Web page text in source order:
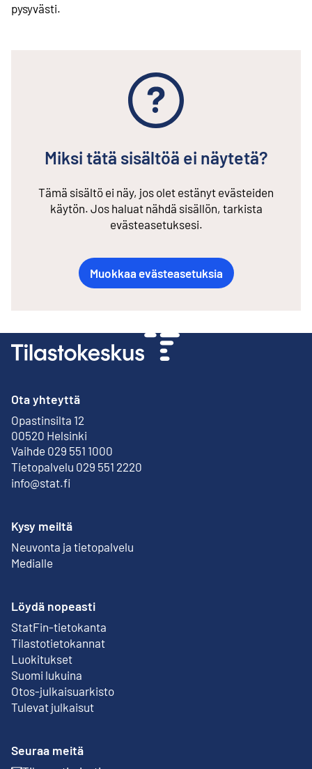
pysyvästi.
Miksi tätä sisältöä ei näytetä?
Tämä sisältö ei näy, jos olet estänyt evästeiden
käytön. Jos haluat nähdä sisällön, tarkista
evästeasetuksesi.
Muokkaa evästeasetuksia
Ota yhteyttä
Opastinsilta 12
00520 Helsinki
Ulkoinen linkki
Vaihde 029 551 1000
Tietopalvelu 029 551 2220
info@stat.fi
Kysy meiltä
Neuvonta ja tietopalvelu
Medialle
Löydä nopeasti
StatFin-tietokanta
Ulkoinen linkki
Tilastotietokannat
Luokitukset
Suomi lukuina
Otos-julkaisuarkisto
Ulkoinen linkki
Tulevat julkaisut
Seuraa meitä